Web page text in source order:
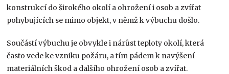
konstrukcí do širokého okolí a ohrožení i osob a zvířat
pohybujících se mimo objekt, v němž k výbuchu došlo.
Součástí výbuchu je obvykle i nárůst teploty okolí, která
často vede ke vzniku požáru, a tím pádem k navýšení
materiálních škod a dalšího ohrožení osob a zvířat.